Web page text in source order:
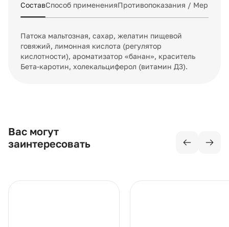
СоставСпособ примененияПротивопоказания / Меры
Патока мальтозная, сахар, желатин пищевой
говяжий, лимонная кислота (регулятор
кислотности), ароматизатор «банан», краситель
Бета-каротин, холекальциферол (витамин Д3).
Вас могут
заинтересовать